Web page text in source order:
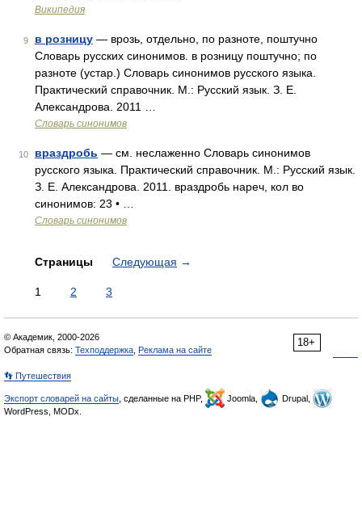
Википедия
9 в розницу — врозь, отдельно, по разноте, поштучно
Словарь русских синонимов. в розницу поштучно; по
разноте (устар.) Словарь синонимов русского языка.
Практический справочник. М.: Русский язык. З. Е.
Александрова. 2011 …
Словарь синонимов
10 враздробь — см. неслаженно Словарь синонимов
русского языка. Практический справочник. М.: Русский язык.
З. Е. Александрова. 2011. враздробь нареч, кол во
синонимов: 23 • …
Словарь синонимов
Страницы Следующая →
1 2 3
18+
© Академик, 2000-2026
Обратная связь: Техподдержка Реклама на сайте
👣 Путешествия
Экспорт словарей на сайты , сделанные на PHP, Joomla,
Drupal,
WordPress, MODx.